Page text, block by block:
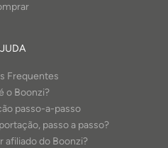
Frequentes
o Boonzi?
passo-a-passo
passo a passo?
afiliado do Boonzi?